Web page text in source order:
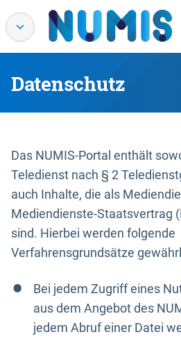
Datenschutz
Das NUMIS-Portal enthält
Teledienst nach § 2
auch Inhalte, die als
Mediendienste-Staatsvertrag
sind. Hierbei werden folgende
Verfahrensgrundsätze
Bei jedem Zugriff eines
aus dem Angebot des
jedem Abruf einer Datei